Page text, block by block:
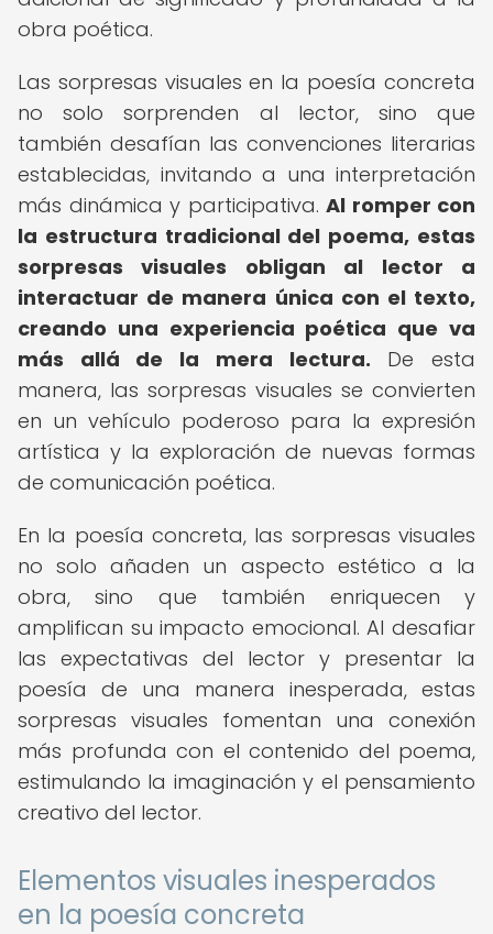
obra poética.
Las sorpresas visuales en la poesía concreta
no solo sorprenden al lector, sino que
también desafían las convenciones literarias
establecidas, invitando a una interpretación
más dinámica y participativa. Al romper con
la estructura tradicional del poema, estas
sorpresas visuales obligan al lector a
interactuar de manera única con el texto,
creando una experiencia poética que va
más allá de la mera lectura. De esta
manera, las sorpresas visuales se convierten
en un vehículo poderoso para la expresión
artística y la exploración de nuevas formas
de comunicación poética.
En la poesía concreta, las sorpresas visuales
no solo añaden un aspecto estético a la
obra, sino que también enriquecen y
amplifican su impacto emocional. Al desafiar
las expectativas del lector y presentar la
poesía de una manera inesperada, estas
sorpresas visuales fomentan una conexión
más profunda con el contenido del poema,
estimulando la imaginación y el pensamiento
creativo del lector.
Elementos visuales inesperados
en la poesía concreta